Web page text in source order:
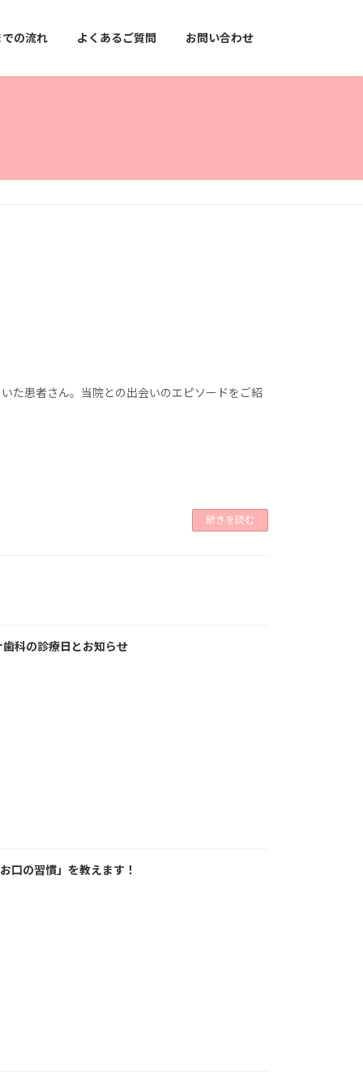
の流れ よくあるご質問 お問い合わせ
た患者さん。当院との出会いのエピソードをご紹
続きを読む
科の診療日とお知らせ
口の習慣」を教えます！